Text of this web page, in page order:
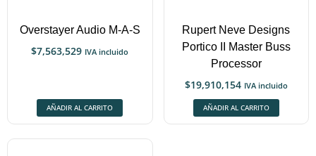
Overstayer Audio M-A-S
$7,563,529 IVA incluido
AÑADIR AL CARRITO
Rupert Neve Designs
Portico II Master Buss
Processor
$19,910,154 IVA incluido
AÑADIR AL CARRITO